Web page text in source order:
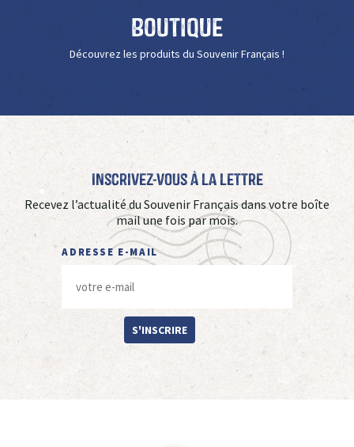
Boutique
Découvrez les produits du Souvenir Français !
Inscrivez-vous à La Lettre
Recevez l’actualité du Souvenir Français dans votre boîte
mail une fois par mois.
ADRESSE E-MAIL
S'INSCRIRE